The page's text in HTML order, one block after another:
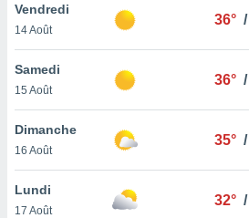
la
du
en
de
Vendredi
14 Août
36° /
Samedi
15 Août
36° /
Dimanche
16 Août
35° /
Lundi
17 Août
32° /